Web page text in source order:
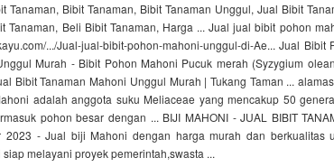
Tanaman, Bibit Tanaman, Bibit Tanaman Unggul, Jual Bibit
Tanaman, Beli Bibit Tanaman, Harga ... Jual jual bibit pohon
.../Jual-jual-bibit-pohon-mahoni-unggul-di-Ae... Jual Bibit
Murah - Bibit Pohon Mahoni Pucuk merah (Syzygium
Bibit Tanaman Mahoni Unggul Murah | Tukang Taman ...
adalah anggota suku Meliaceae yang mencakup 50
pohon besar dengan ... BIJI MAHONI - JUAL BIBIT
2023 - Jual biji Mahoni dengan harga murah dan berkualitas
melayani proyek pemerintah,swasta ...